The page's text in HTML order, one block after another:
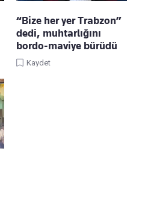
“Bize her yer Trabzon”
dedi, muhtarlığını
bordo-maviye bürüdü
Kaydet